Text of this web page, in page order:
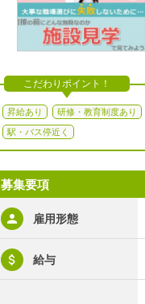
こだわりポイント！
昇給あり 研修・教育制度あり
駅・バス停近く
募集要項
雇用形態
給与